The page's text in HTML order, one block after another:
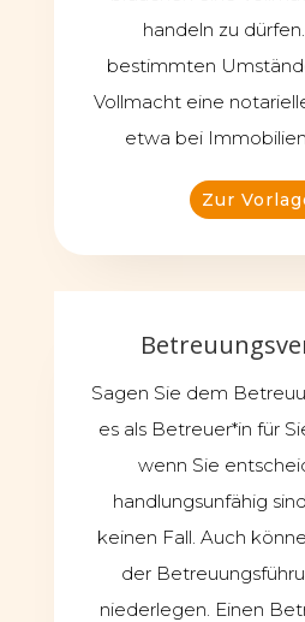
handeln zu
bestimmten
Vollmacht eine
etwa bei
Zur
Sagen Sie dem
es als Betreuer*in für
wenn Sie
handlungsunfähig
keinen Fall. Auch
der
niederlegen. Einen